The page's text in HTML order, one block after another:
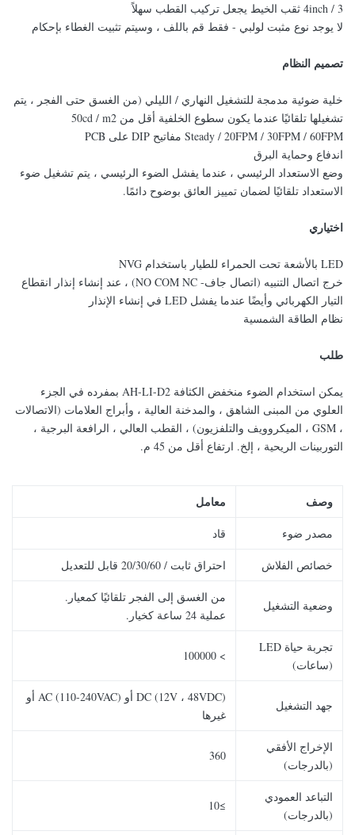
3 / 4inch ثقب الخيط يجعل تركيب القطب سهلاً
لا يوجد نوع مثبت لولبي - فقط قم باللف ، وسيتم تثبيت الغطاء بإحكام
تصميم النظام
خلية ضوئية مدمجة للتشغيل النهاري / الليلي (من الغسق حتى الفجر ، يتم
تشغيلها تلقائيًا عندما يكون سطوع الخلفية أقل من 50cd / m2
Steady / 20FPM / 30FPM / 60FPM مفاتيح DIP على PCB
اندفاع وحماية البرق
وضع الاستعداد الرئيسي ، عندما يفشل الضوء الرئيسي ، يتم تشغيل ضوء
الاستعداد تلقائيًا لضمان تمييز العائق بوضوح دائمًا.
اختياري
LED بالأشعة تحت الحمراء للطيار باستخدام NVG
خرج اتصال التنبيه (اتصال جاف- NO COM NC) ، عند إنشاء إنذار انقطاع
التيار الكهربائي وأيضًا عندما يفشل LED في إنشاء الإنذار
نظام الطاقة الشمسية
طلب
يمكن استخدام الضوء منخفض الكثافة AH-LI-D2 بمفرده في الجزء
العلوي من المبنى الشاهق ، والمدخنة العالية ، وأبراج العلامات (الاتصالات
، GSM ، الميكروويف والتلفزيون) ، القطب العالي ، الرافعة البرجية ،
التوربينات الريحية ، إلخ. ارتفاع أقل من 45 م.
وصف معامل
مصدر ضوء قاد
خصائص الفلاش احتراق ثابت / 20/30/60 قابل للتعديل
وضعية التشغيل
من الغسق إلى الفجر تلقائيًا كمعيار.
عملية 24 ساعة كخيار.
تجربة حياة LED
(ساعات)
> 100000
جهد التشغيل
DC (12V ، 48VDC) أو AC (110-240VAC) أو
غيرها
الإخراج الأفقي
(بالدرجات)
360
التباعد العمودي
(بالدرجات)
≥10